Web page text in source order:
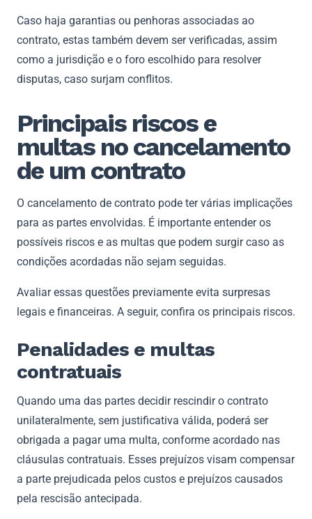
Caso haja garantias ou penhoras associadas ao
contrato, estas também devem ser verificadas, assim
como a jurisdição e o foro escolhido para resolver
disputas, caso surjam conflitos.
Principais riscos e
multas no cancelamento
de um contrato
O cancelamento de contrato pode ter várias implicações
para as partes envolvidas. É importante entender os
possíveis riscos e as multas que podem surgir caso as
condições acordadas não sejam seguidas.
Avaliar essas questões previamente evita surpresas
legais e financeiras. A seguir, confira os principais riscos.
Penalidades e multas
contratuais
Quando uma das partes decidir rescindir o contrato
unilateralmente, sem justificativa válida, poderá ser
obrigada a pagar uma multa, conforme acordado nas
cláusulas contratuais. Esses prejuízos visam compensar
a parte prejudicada pelos custos e prejuízos causados ​​
pela rescisão antecipada.